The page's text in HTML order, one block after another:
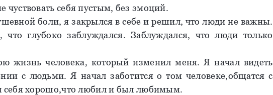
чуствовать себя пустым, без эмоций.
боли, я закрылся в себе и решил, что люди не важны.
что глубоко заблуждался. Заблуждался, что люди только
жизнь человека, который изменил меня. Я начал видеть
с людьми. Я начал заботится о том человеке,общатся с
себя хорошо,что любил и был любимым.